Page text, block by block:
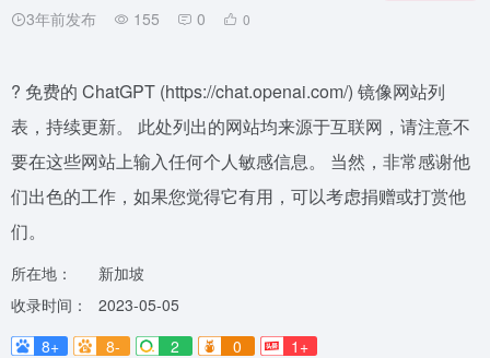
3年前发布 155 0 0
? 免费的 ChatGPT (https://chat.openai.com/) 镜像网站列
表，持续更新。 此处列出的网站均来源于互联网，请注意不
要在这些网站上输入任何个人敏感信息。 当然，非常感谢他
们出色的工作，如果您觉得它有用，可以考虑捐赠或打赏他
们。
所在地：
新加坡
收录时间：
2023-05-05
8+
8- 2 0 1+